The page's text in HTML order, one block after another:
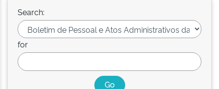
Search:
for